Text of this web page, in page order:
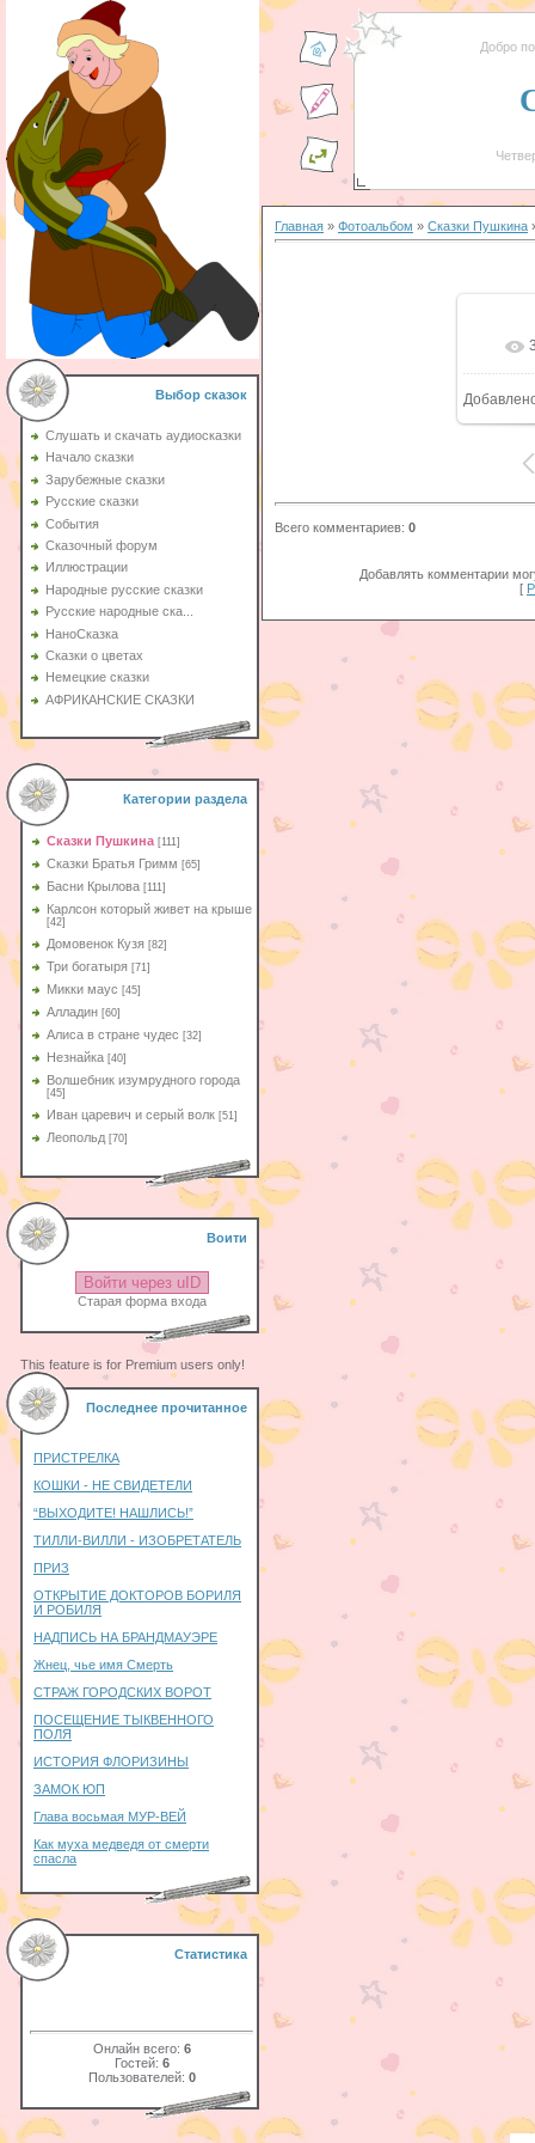
Выбор сказок
Слушать и скачать аудиосказки
Начало сказки
Зарубежные сказки
Русские сказки
События
Сказочный форум
Иллюстрации
Народные русские сказки
Русские народные ска...
НаноСказка
Сказки о цветах
Немецкие сказки
АФРИКАНСКИЕ СКАЗКИ
Категории раздела
Сказки Пушкина [111]
Сказки Братья Гримм [65]
Басни Крылова [111]
Карлсон который живет на крыше
[42]
Домовенок Кузя [82]
Три богатыря [71]
Микки маус [45]
Алладин [60]
Aлиса в стране чудес [32]
Незнайка [40]
Волшебник изумрудного города
[45]
Иван царевич и серый волк [51]
Леопольд [70]
Воити
Войти через uID
Старая форма входа
This feature is for Premium users only!
Последнее прочитанное
ПРИСТРЕЛКА
КОШКИ - НЕ СВИДЕТЕЛИ
“ВЫХОДИТЕ! НАШЛИСЬ!”
ТИЛЛИ-ВИЛЛИ - ИЗОБРЕТАТЕЛЬ
ПРИЗ
ОТКРЫТИЕ ДОКТОРОВ БОРИЛЯ
И РОБИЛЯ
НАДПИСЬ НА БРАНДМАУЭРЕ
Жнец, чье имя Смерть
СТРАЖ ГОРОДСКИХ ВОРОТ
ПОСЕЩЕНИЕ ТЫКВЕННОГО
ПОЛЯ
ИСТОРИЯ ФЛОРИЗИНЫ
ЗАМОК ЮП
Глава восьмая МУР-ВЕЙ
Как муха медведя от смерти
спасла
Статистика
Онлайн всего: 6
Гостей: 6
Пользователей: 0
Добро
Главная » Фотоальбом » Сказки Пушкина
Всего комментариев: 0
Добавлять комментарии
[